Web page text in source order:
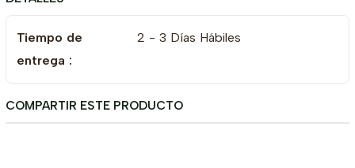
acordeón o araña.
El montaje puede ser realizado por dos personas
en minutos.
Tiempo de
entrega :
2 - 3 Días Hábiles
COMPARTIR ESTE PRODUCTO